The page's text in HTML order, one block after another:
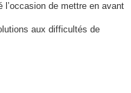
l’occasion de mettre en avant
aux difficultés de